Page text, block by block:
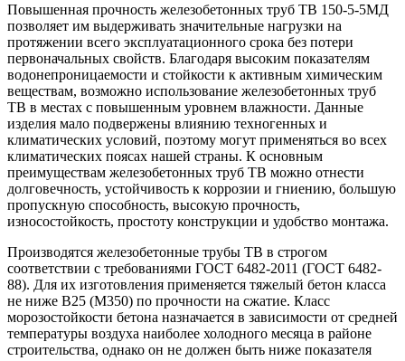
Повышенная прочность железобетонных труб ТВ 150-5-5МД
позволяет им выдерживать значительные нагрузки на
протяжении всего эксплуатационного срока без потери
первоначальных свойств. Благодаря высоким показателям
водонепроницаемости и стойкости к активным химическим
веществам, возможно использование железобетонных труб
ТВ в местах с повышенным уровнем влажности. Данные
изделия мало подвержены влиянию техногенных и
климатических условий, поэтому могут применяться во всех
климатических поясах нашей страны. К основным
преимуществам железобетонных труб ТВ можно отнести
долговечность, устойчивость к коррозии и гниению, большую
пропускную способность, высокую прочность,
износостойкость, простоту конструкции и удобство монтажа.
Производятся железобетонные трубы ТВ в строгом
соответствии с требованиями ГОСТ 6482-2011 (ГОСТ 6482-
88). Для их изготовления применяется тяжелый бетон класса
не ниже В25 (М350) по прочности на сжатие. Класс
морозостойкости бетона назначается в зависимости от средней
температуры воздуха наиболее холодного месяца в районе
строительства, однако он не должен быть ниже показателя